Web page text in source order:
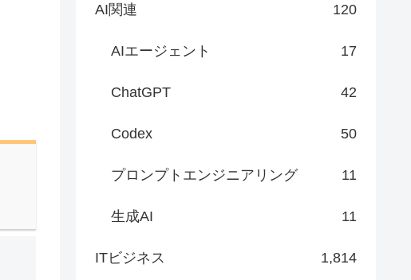
AI関連 120
AIエージェント 17
ChatGPT 42
Codex 50
プロンプトエンジニアリング 11
生成AI 11
ITビジネス 1,814